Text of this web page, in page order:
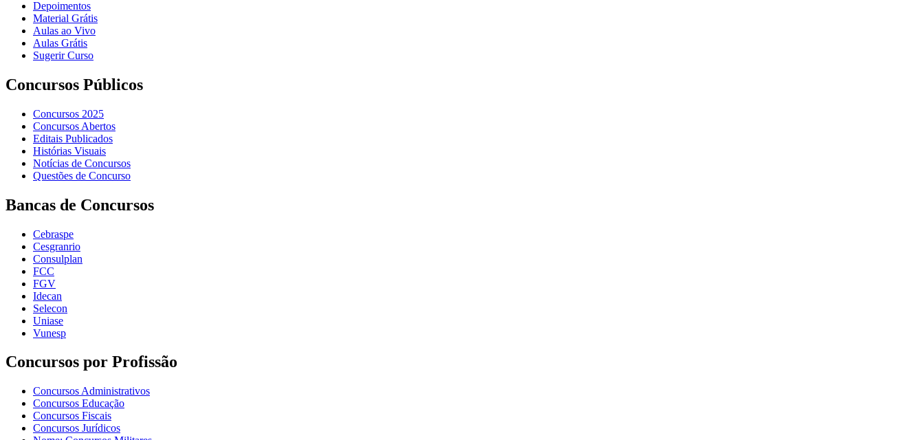
Depoimentos
Material Grátis
Aulas ao Vivo
Aulas Grátis
Sugerir Curso
Concursos Públicos
Concursos 2025
Concursos Abertos
Editais Publicados
Histórias Visuais
Notícias de Concursos
Questões de Concurso
Bancas de Concursos
Cebraspe
Cesgranrio
Consulplan
FCC
FGV
Idecan
Selecon
Uniase
Vunesp
Concursos por Profissão
Concursos Administrativos
Concursos Educação
Concursos Fiscais
Concursos Jurídicos